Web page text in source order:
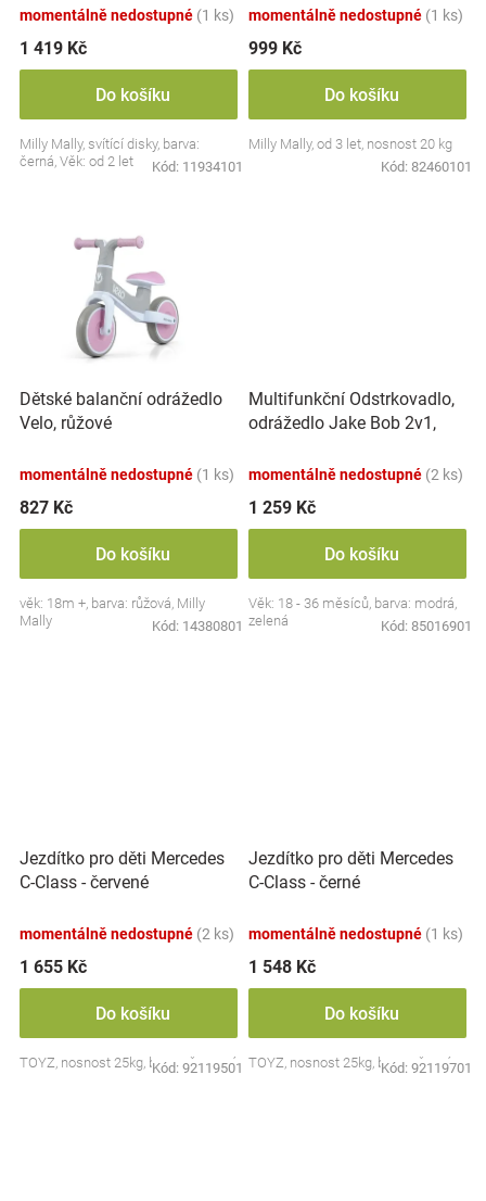
Blog
t
ů
momentálně nedostupné (1 ks)
1 419 Kč
Do košíku
Milly Mally, svítící disky, barva:
černá, Věk: od 2 let
Kód: 11934101
momentálně nedostupné (1 ks)
999 Kč
Do košíku
Milly Mally, od 3 let, nosnost 20 kg
Kód: 82460101
Dětské balanční odrážedlo
Velo, růžové
momentálně nedostupné (1 ks)
827 Kč
Do košíku
věk: 18m +, barva: růžová, Milly
Mally
Kód: 14380801
Multifunkční Odstrkovadlo,
odrážedlo Jake Bob 2v1,
momentálně nedostupné (2 ks)
1 259 Kč
Do košíku
Věk: 18 - 36 měsíců, barva: modrá,
zelená
Kód: 85016901
Jezdítko pro děti Mercedes
C-Class - červené
momentálně nedostupné (2 ks)
1 655 Kč
Do košíku
TOYZ, nosnost 25kg, barva: červená
Kód: 92119501
Jezdítko pro děti Mercedes
C-Class - černé
momentálně nedostupné (1 ks)
1 548 Kč
Do košíku
TOYZ, nosnost 25kg, barva: černá
Kód: 92119701